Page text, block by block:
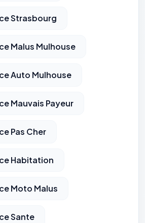
Strasbourg
Malus Mulhouse
Auto Mulhouse
Mauvais Payeur
Pas Cher
Habitation
Moto Malus
Sante